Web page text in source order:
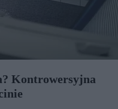
Kontrowersyjna